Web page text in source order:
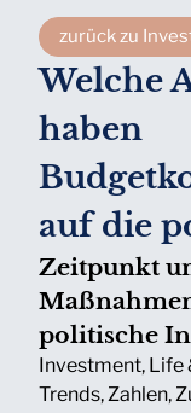
zurück zu
Welche
haben
auf die
Zeitpunkt
politische
Investment, Life
Trends,Zahlen,